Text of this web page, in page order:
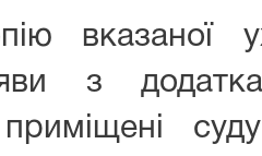
вказаної
з